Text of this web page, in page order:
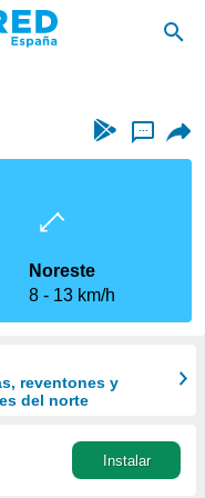
...
Noreste
8
13 km/h
reventones y
del norte
Instalar